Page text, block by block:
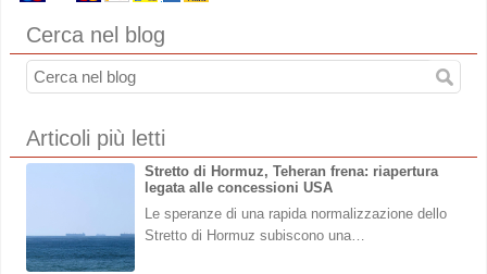
Cerca nel blog
Articoli più letti
Stretto di Hormuz, Teheran frena: riapertura
legata alle concessioni USA
Le speranze di una rapida normalizzazione dello
Stretto di Hormuz subiscono una…